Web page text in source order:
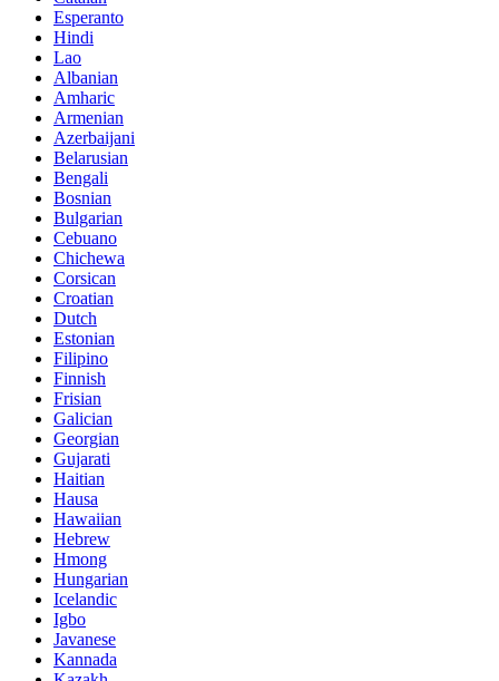
Esperanto
Hindi
Lao
Albanian
Amharic
Armenian
Azerbaijani
Belarusian
Bengali
Bosnian
Bulgarian
Cebuano
Chichewa
Corsican
Croatian
Dutch
Estonian
Filipino
Finnish
Frisian
Galician
Georgian
Gujarati
Haitian
Hausa
Hawaiian
Hebrew
Hmong
Hungarian
Icelandic
Igbo
Javanese
Kannada